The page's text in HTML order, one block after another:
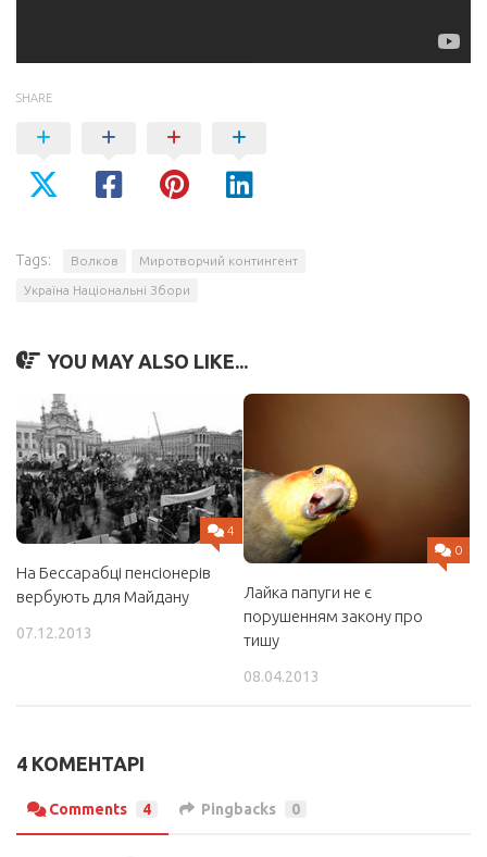
SHARE
Tags: Волков Миротворчий контингент
Україна Національні Збори
YOU MAY ALSO LIKE...
4
На Бессарабці пенсіонерів
вербують для Майдану
07.12.2013
0
Лайка папуги не є
порушенням закону про
тишу
08.04.2013
4 КОМЕНТАРІ
Comments 4 Pingbacks 0